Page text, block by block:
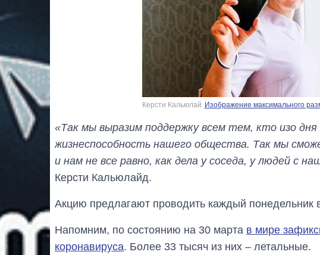
Керсти Кальюлай Изображение максимального
«Так мы выразим поддержку всем тем, кто изо
жизнеспособность нашего общества. Так мы
и нам не все равно, как дела у соседа, у людей с
Керсти Кальюлайд.
Акцию предлагают проводить каждый понедельник
Напомним, по состоянию на 30 марта в мире
коронавируса. Более 33 тысяч из них – летальные.